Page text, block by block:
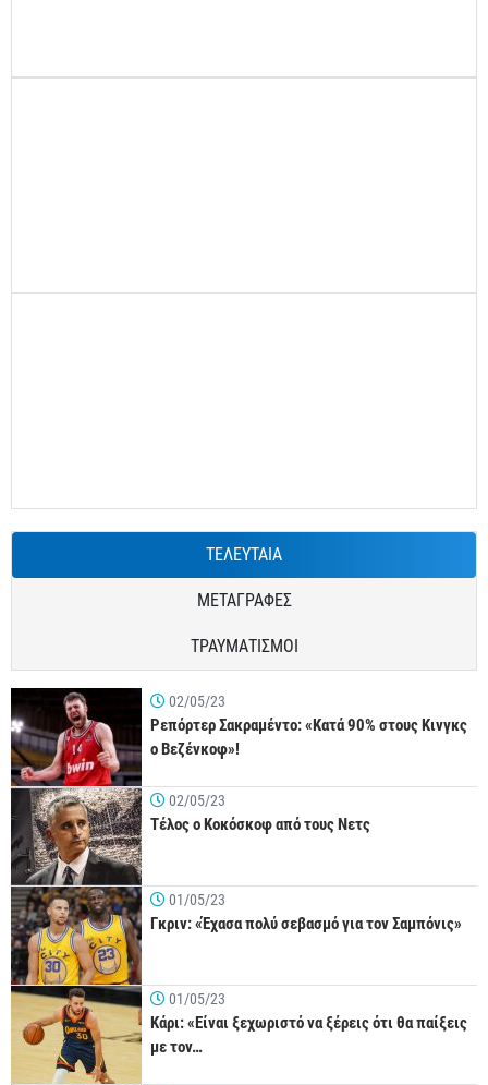
ΤΕΛΕΥΤΑΙΑ
ΜΕΤΑΓΡΑΦΕΣ
ΤΡΑΥΜΑΤΙΣΜΟΙ
02/05/23
Ρεπόρτερ Σακραμέντο: «Κατά 90% στους Κινγκς
ο Βεζένκοφ»!
02/05/23
Τέλος ο Κοκόσκοφ από τους Νετς
01/05/23
Γκριν: «Έχασα πολύ σεβασμό για τον Σαμπόνις»
01/05/23
Κάρι: «Είναι ξεχωριστό να ξέρεις ότι θα παίξεις
με τον…